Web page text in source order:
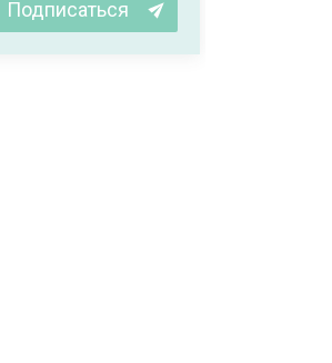
Подписаться